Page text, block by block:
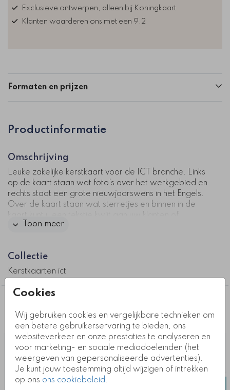
Cookies
Wij gebruiken cookies en vergelijkbare technieken om
een betere gebruikerservaring te bieden, ons
websiteverkeer en onze prestaties te analyseren en
voor marketing- en sociale mediadoeleinden (het
weergeven van gepersonaliseerde advertenties).
Je kunt jouw toestemming altijd wijzigen of intrekken
op ons ons cookiebeleid.
Exclusieve ontwerpen, alleen bij Koningkaart
Klanten waarderen ons met een 9.2
Formaten en prijzen
Productinformatie
Omschrijving
Leuke zakelijke kerstkaart voor de ICT branche. Links
op de kaart staan wat foto's over het werkgebied en
rechts staat een grote nieuwjaarswens in het Engels.
Over de kaart staan wat sterretjes en binnen in de
personeel.
Toon meer
Collectie
Kerstkaarten ict
leuk